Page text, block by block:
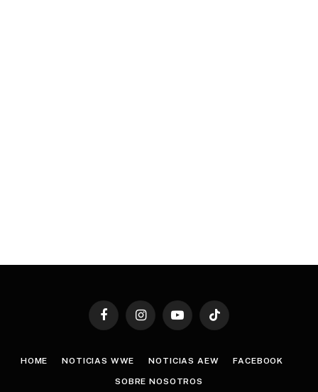
FacebookInstagramYouTubeTikTok
HOME NOTICIAS WWE NOTICIAS AEW FACEBOOK
SOBRE NOSOTROS